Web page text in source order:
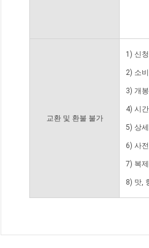
교환 및 환불 불가
1) 신
2) 소
3) 개
4) 시
5) 상
6) 사
7) 복
8) 맛,